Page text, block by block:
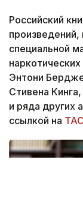
Российский
специальной
Энтони
Стивена
и ряда других
ссылкой на